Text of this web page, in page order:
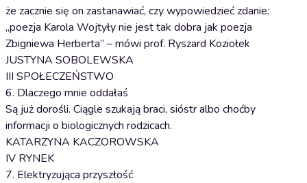
że zacznie się on zastanawiać, czy wypowiedzieć zdanie:
„poezja Karola Wojtyły nie jest tak dobra jak poezja
Zbigniewa Herberta” – mówi prof. Ryszard Koziołek
JUSTYNA SOBOLEWSKA
III SPOŁECZEŃSTWO
6. Dlaczego mnie oddałaś
Są już dorośli. Ciągle szukają braci, sióstr albo choćby
informacji o biologicznych rodzicach.
KATARZYNA KACZOROWSKA
IV RYNEK
7. Elektryzująca przyszłość